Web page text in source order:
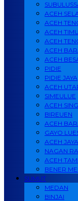
ACEH
ACEH
ACEH
ACEH
ACEH
ACEH
PIDIE
PIDIE JAYA
ACEH
SIMEULUE
ACEH
BIREUEN
ACEH
GAYO
ACEH JAYA
NAGAN
ACEH
BENER
SUMUT
MEDAN
BINJAI